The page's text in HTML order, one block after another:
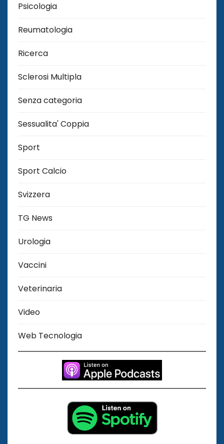
Psicologia
Reumatologia
Ricerca
Sclerosi Multipla
Senza categoria
Sessualita' Coppia
Sport
Sport Calcio
Svizzera
TG News
Urologia
Vaccini
Veterinaria
Video
Web Tecnologia